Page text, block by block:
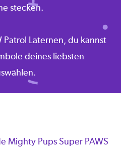
stecken.
Patrol Laternen, du kannst
deines liebsten
Mighty Pups Super PAWS